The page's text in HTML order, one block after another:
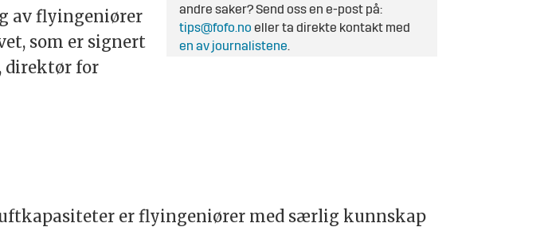
andre saker? Send oss en e-post på:
tips@fofo.no eller ta direkte kontakt med
en av journalistene.
av flyingeniører
som er signert
direktør for
er flyingeniører med særlig kunnskap